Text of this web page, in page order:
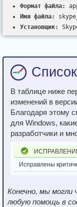
Формат файла:
Имя файла:
Установщик:
В таблице ниже
изменений в
Благодаря этому
для Windows,
разработчики и
Исправлены
Конечно, мы
любую помощь в